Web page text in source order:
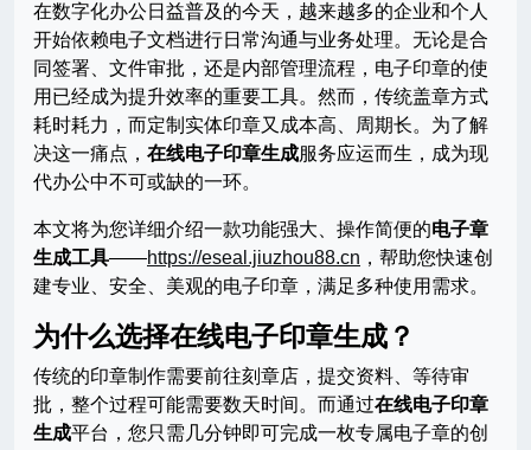
在数字化办公日益普及的今天，越来越多的企业和个人
开始依赖电子文档进行日常沟通与业务处理。无论是合
同签署、文件审批，还是内部管理流程，电子印章的使
用已经成为提升效率的重要工具。然而，传统盖章方式
耗时耗力，而定制实体印章又成本高、周期长。为了解
决这一痛点， 在线电子印章生成服务应运而生，成为现
代办公中不可或缺的一环。
本文将为您详细介绍一款功能强大、操作简便的电子章
生成工具——https://eseal.jiuzhou88.cn ，帮助您快速创
建专业、安全、美观的电子印章，满足多种使用需求。
为什么选择在线电子印章生成？
传统的印章制作需要前往刻章店，提交资料、等待审
批，整个过程可能需要数天时间。而通过在线电子印章
生成平台，您只需几分钟即可完成一枚专属电子章的创